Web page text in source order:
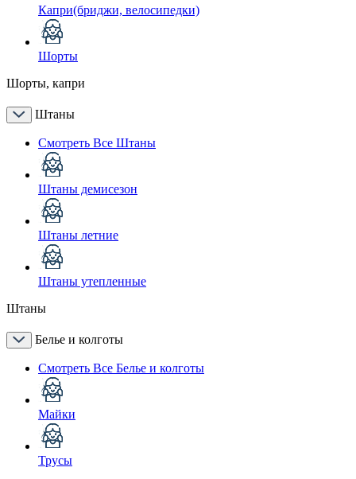
Капри(бриджи, велосипедки)
Шорты
Шорты, капри
Штаны
Смотреть Все Штаны
Штаны демисезон
Штаны летние
Штаны утепленные
Штаны
Белье и колготы
Смотреть Все Белье и колготы
Майки
Трусы